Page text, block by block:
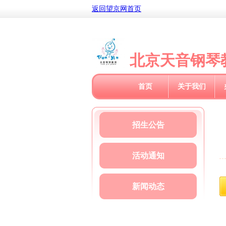
返回望京网首页
北京天音钢琴
首页 关于我们
招生公告
活动通知
新闻动态